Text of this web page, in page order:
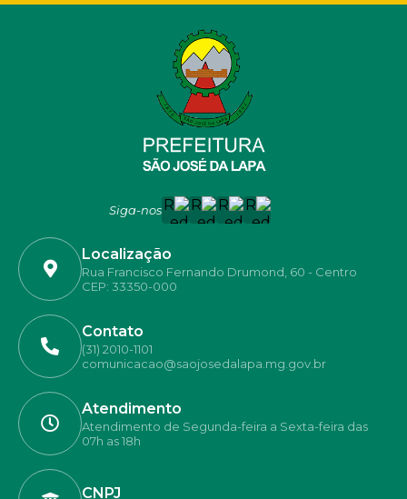
Siga-nos
Localização
Rua Francisco Fernando Drumond, 60 - Centro
CEP: 33350-000
Contato
(31) 2010-1101
comunicacao@saojosedalapa.mg.gov.br
Atendimento
Atendimento de Segunda-feira a Sexta-feira das
07h as 18h
CNPJ